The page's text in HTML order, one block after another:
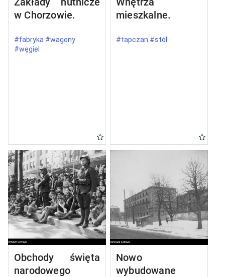
w Chorzowie.
#fabryka #wagony
#węgiel
mieszkalne.
#tapczan #stół
Obchody święta
narodowego
Nowo
wybudowane